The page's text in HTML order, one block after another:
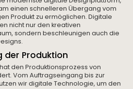
einen schnelleren Übergang vom
Produkt zu ermöglichen. Digitale
nicht nur den kreativen
sondern beschleunigen auch die
der Produktion
den Produktionsprozess von
Vom Auftragseingang bis zur
wir digitale Technologie, um den